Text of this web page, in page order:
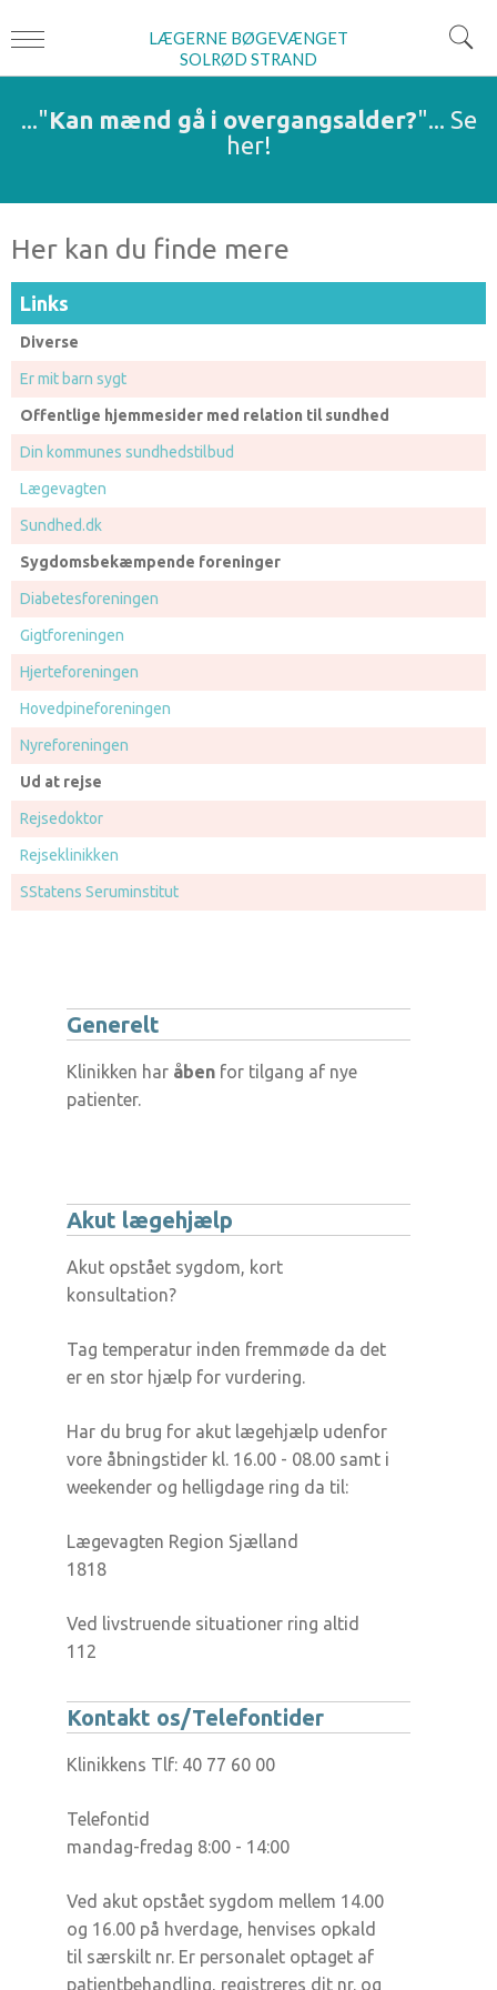
..."Kan mænd gå i overgangsalder?"... Se
her!
LÆGERNE BØGEVÆNGET
SOLRØD STRAND
Her kan du finde mere
Links
Diverse
Er mit barn sygt
Offentlige hjemmesider med relation til sundhed
Din kommunes sundhedstilbud
Lægevagten
Sundhed.dk
Sygdomsbekæmpende foreninger
Diabetesforeningen
Gigtforeningen
Hjerteforeningen
Hovedpineforeningen
Nyreforeningen
Ud at rejse
Rejsedoktor
Rejseklinikken
SStatens Seruminstitut
Generelt
Klinikken har åben for tilgang af nye
patienter.
Akut lægehjælp
Akut opstået sygdom, kort
konsultation?
Tag temperatur inden fremmøde da det
er en stor hjælp for vurdering.
Har du brug for akut lægehjælp udenfor
vore åbningstider kl. 16.00 - 08.00 samt i
weekender og helligdage ring da til:
Lægevagten Region Sjælland
1818
Ved livstruende situationer ring altid
112
Kontakt os/Telefontider
Klinikkens Tlf: 40 77 60 00
Telefontid
mandag-fredag 8:00 - 14:00
Ved akut opstået sygdom mellem 14.00
og 16.00 på hverdage, henvises opkald
til særskilt nr. Er personalet optaget af
patientbehandling, registreres dit nr. og